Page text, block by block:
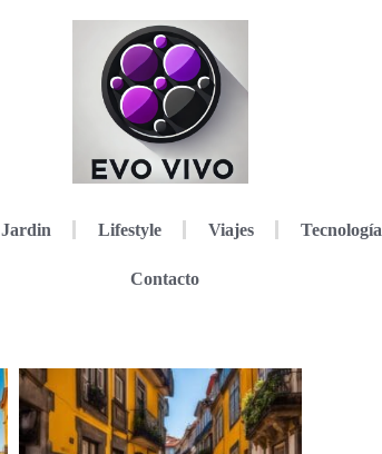
Jardin Lifestyle Viajes Tecnología
Contacto